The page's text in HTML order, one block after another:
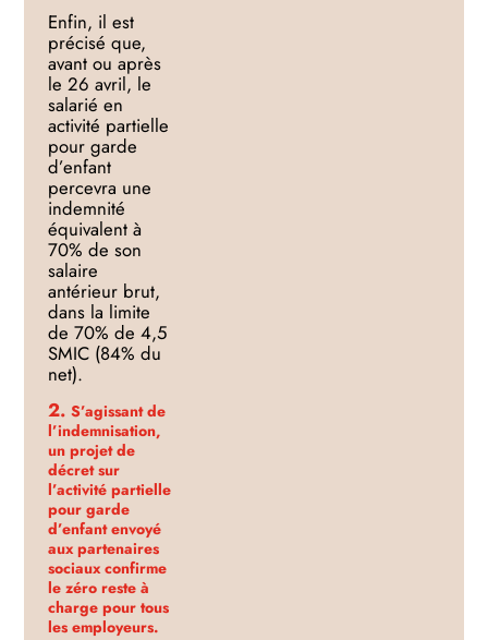
Enfin, il est
précisé que,
avant ou après
le 26 avril, le
salariéen
activité partielle
pour garde
d’enfant
percevra une
indemnité
équivalent à
70% de son
salaire
antérieur brut,
dans la limite
de 70% de 4,5
SMIC (84% du
net).
2.S’agissant de
l’indemnisation,
un projet de
décret sur
l’activité partielle
pour garde
d’enfant envoyé
aux partenaires
sociaux confirme
le zéro reste à
charge pour tous
les employeurs.